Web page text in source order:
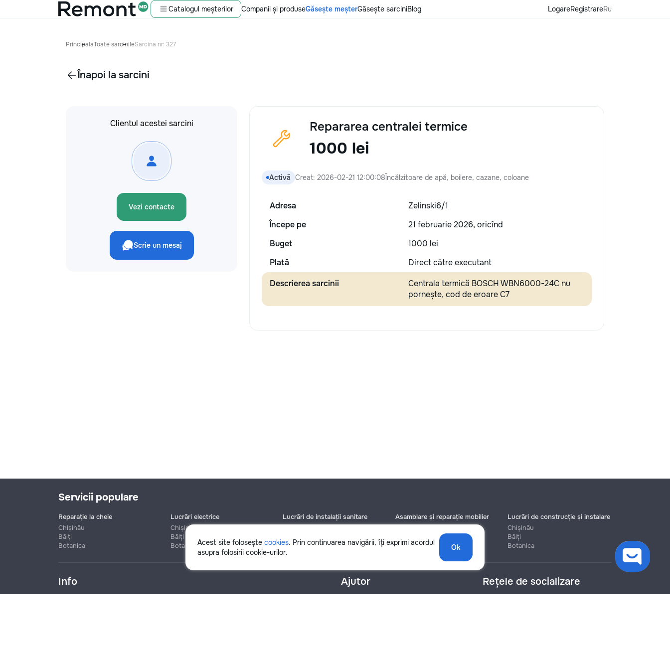
Catalogul meșterilor Companii și produseGăsește meșterGăsește sarciniBlog LogareRegistrareRu
PrincipalaToate sarcinileSarcina nr: 327
Înapoi la sarcini
Clientul acestei sarcini
Vezi contacte
Scrie un mesaj
Repararea centralei termice
1000 lei
Activă Creat: 2026-02-21 12:00:08Încălzitoare de apă, boilere, cazane, coloane
Adresa
Zelinski6/1
Începe pe
21 februarie 2026, oricînd
Buget
1000 lei
Plată
Direct către executant
Descrierea sarcinii
Centrala termică BOSCH WBN6000-24C nu
pornește, cod de eroare C7
Telefon
Acest site folosește cookies. Prin continuarea navigării, îți exprimi acordul
asupra folosirii cookie-urilor.
Ok
Servicii populare
Reparație la cheie
Chișinău
Bălți
Botanica
Lucrări electrice
Chișinău
Bălți
Botanica
Lucrări de instalații sanitare
Botanica
Asamblare și reparație mobilier
Botanica
Lucrări de construcție și instalare
Chișinău
Bălți
Botanica
Info Ajutor Rețele de socializare